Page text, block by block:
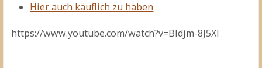
Hier auch käuflich zu haben
https://www.youtube.com/watch?v=BIdjm-8J5XI